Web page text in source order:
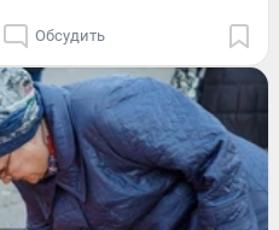
Обсудить